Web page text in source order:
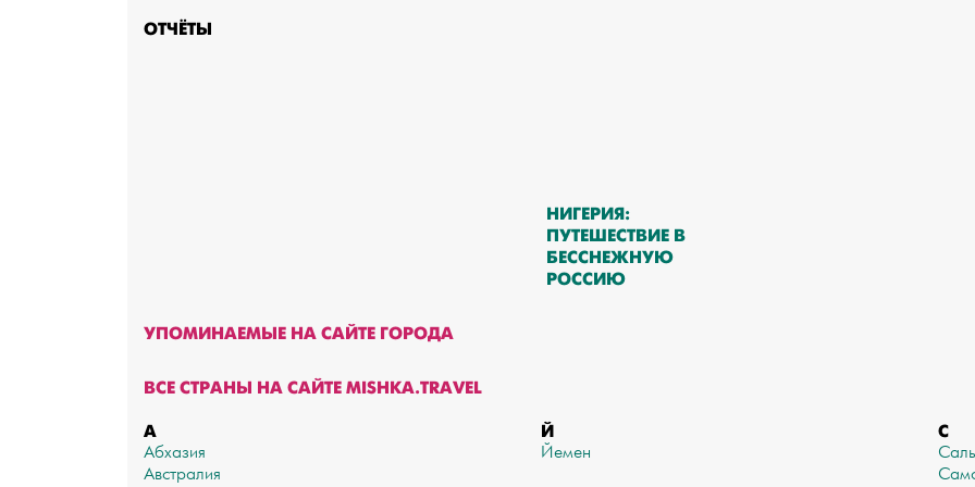
ОТЧЁТЫ
НИГЕРИЯ:
ПУТЕШЕСТВИЕ В
БЕССНЕЖНУЮ
РОССИЮ
УПОМИНАЕМЫЕ НА САЙТЕ ГОРОДА
ВСЕ СТРАНЫ НА САЙТЕ MISHKA.TRAVEL
А
Абхазия
Австралия
Й
Йемен
С